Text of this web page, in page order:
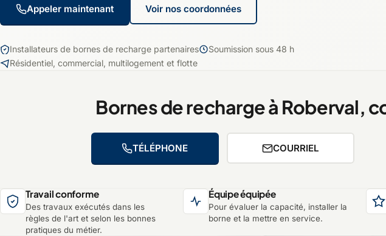
Appeler maintenant Voir nos coordonnées
Installateurs de bornes de recharge partenaires
Soumission sous 48 h
Résidentiel, commercial, multilogement et flotte
Bornes de recharge à Roberval,
TÉLÉPHONE COURRIEL
Travail conforme
Des travaux exécutés dans les
règles de l'art et selon les bonnes
pratiques du métier.
Équipe équipée
Pour évaluer la capacité, installer la
borne et la mettre en service.